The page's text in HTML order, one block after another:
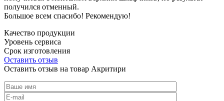
получился отменный.
Большое всем спасибо! Рекомендую!
Качество продукции
Уровень сервиса
Срок изготовления
Оставить отзыв
Оставить отзыв на товар Акритири